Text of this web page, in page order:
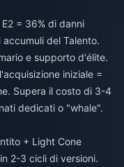
= 36% di danni
del Talento.
e supporto d'élite.
iniziale =
Supera il costo di 3-4
dedicati o "whale".
+ Light Cone
2-3 cicli di versioni.